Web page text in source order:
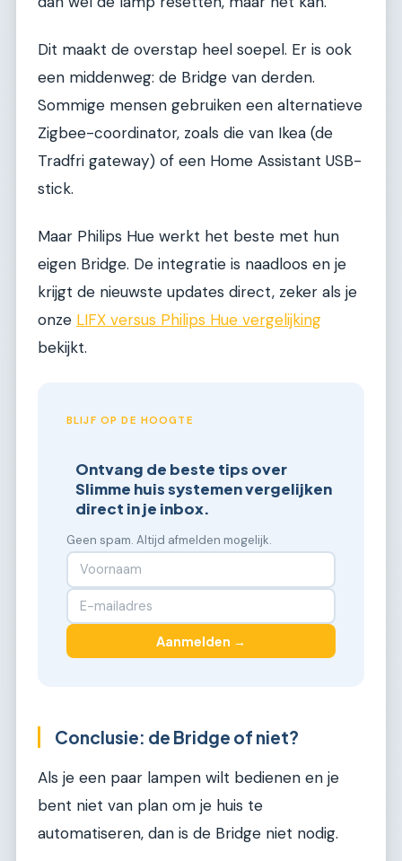
Dit maakt de overstap heel soepel. Er is ook
een middenweg: de Bridge van derden.
Sommige mensen gebruiken een alternatieve
Zigbee-coordinator, zoals die van Ikea (de
Tradfri gateway) of een Home Assistant USB-
stick.
Maar Philips Hue werkt het beste met hun
eigen Bridge. De integratie is naadloos en je
krijgt de nieuwste updates direct, zeker als je
onze LIFX versus Philips Hue vergelijking
bekijkt.
BLIJF OP DE HOOGTE
Ontvang de beste tips over
Slimme huis systemen vergelijken
direct in je inbox.
Geen spam. Altijd afmelden mogelijk.
Aanmelden →
Conclusie: de Bridge of niet?
Als je een paar lampen wilt bedienen en je
bent niet van plan om je huis te
automatiseren, dan is de Bridge niet nodig.